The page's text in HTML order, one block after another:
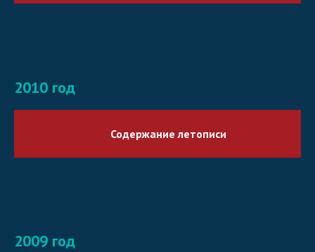
2010 год
Содержание летописи
2009 год